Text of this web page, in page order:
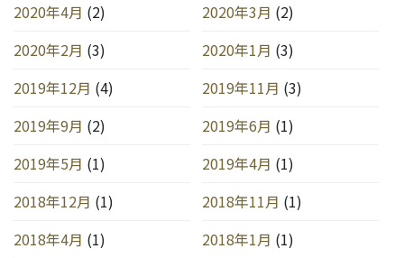
2020年4月 (2) 2020年3月 (2)
2020年2月 (3) 2020年1月 (3)
2019年12月 (4) 2019年11月 (3)
2019年9月 (2) 2019年6月 (1)
2019年5月 (1) 2019年4月 (1)
2018年12月 (1) 2018年11月 (1)
2018年4月 (1) 2018年1月 (1)